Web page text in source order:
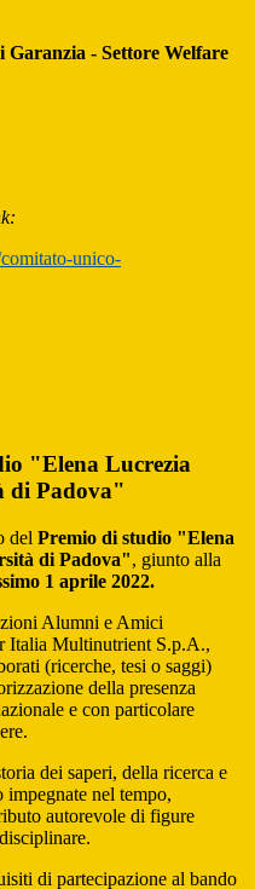
Garanzia - Settore Welfare
unico-
"Elena Lucrezia
di Padova"
del Premio di studio "Elena
di Padova", giunto alla
1 aprile 2022.
Alumni e Amici
Italia Multinutrient S.p.A.,
(ricerche, tesi o saggi)
della presenza
e con particolare
dei saperi, della ricerca e
nel tempo,
autorevole di figure
di partecipazione al bando